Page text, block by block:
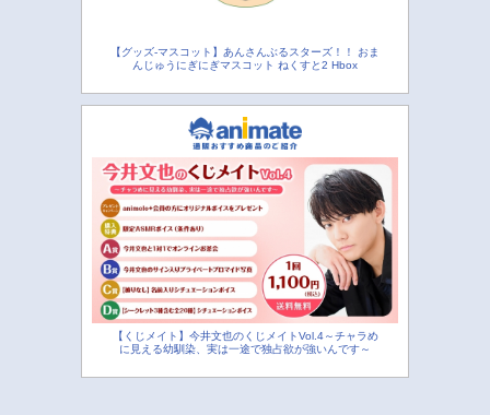
【グッズ-マスコット】あんさんぶるスターズ！！ おま
んじゅうにぎにぎマスコット ねくすと2 Hbox
【くじメイト】今井文也のくじメイトVol.4～チャラめ
に見える幼馴染、実は一途で独占欲が強いんです～